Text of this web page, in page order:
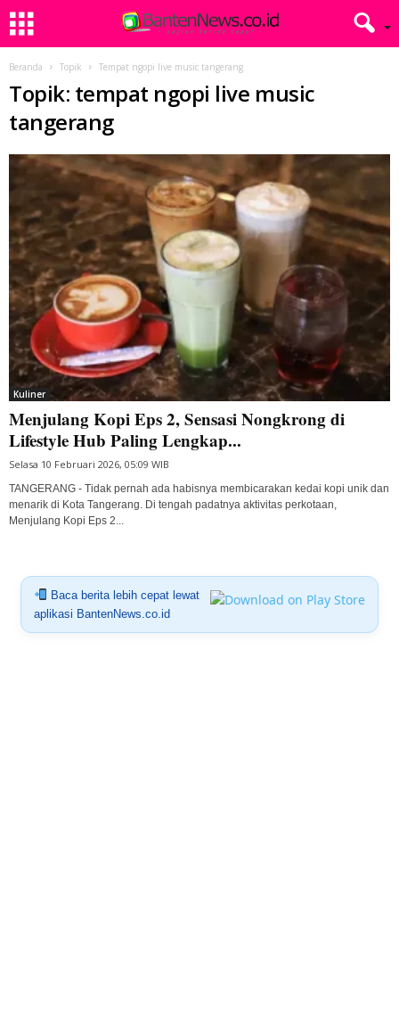
Beranda Topik Tempat ngopi live music tangerang
Topik: tempat ngopi live music
tangerang
Kuliner
Menjulang Kopi Eps 2, Sensasi Nongkrong di
Lifestyle Hub Paling Lengkap...
Selasa 10 Februari 2026, 05:09 WIB
TANGERANG - Tidak pernah ada habisnya membicarakan kedai kopi unik dan
menarik di Kota Tangerang. Di tengah padatnya aktivitas perkotaan,
Menjulang Kopi Eps 2...
Baca berita lebih cepat lewat
aplikasi BantenNews.co.id